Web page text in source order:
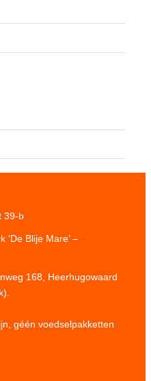
39-b
‘De Blije Mare’ –
168, Heerhugowaard
géén voedselpakketten